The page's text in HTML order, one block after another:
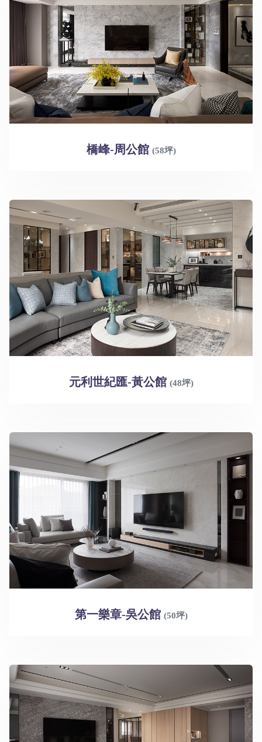
橋峰-周公館 (58坪)
元利世紀匯-黃公館 (48坪)
第一樂章-吳公館 (50坪)